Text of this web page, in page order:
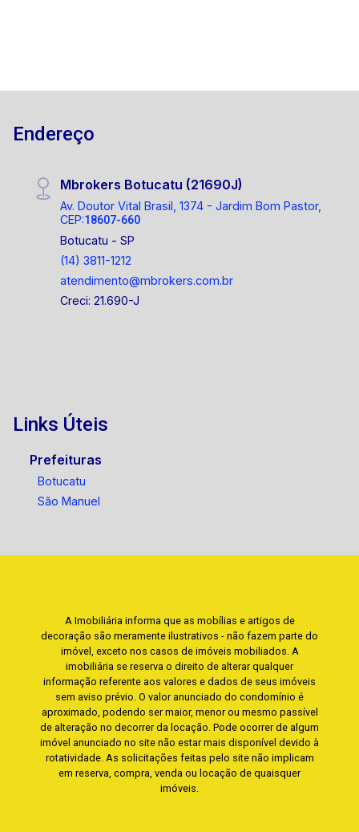
Endereço
Mbrokers Botucatu (21690J)
Av. Doutor Vital Brasil, 1374 - Jardim Bom Pastor,
CEP:18607-660
Botucatu - SP
(14) 3811-1212
atendimento@mbrokers.com.br
Creci: 21.690-J
Links Úteis
Prefeituras
Botucatu
São Manuel
A Imobiliária informa que as mobílias e artigos de
decoração são meramente ilustrativos - não fazem parte do
imóvel, exceto nos casos de imóveis mobiliados. A
imobiliária se reserva o direito de alterar qualquer
informação referente aos valores e dados de seus imóveis
sem aviso prévio. O valor anunciado do condomínio é
aproximado, podendo ser maior, menor ou mesmo passível
de alteração no decorrer da locação. Pode ocorrer de algum
imóvel anunciado no site não estar mais disponível devido à
rotatividade. As solicitações feitas pelo site não implicam
em reserva, compra, venda ou locação de quaisquer
imóveis.